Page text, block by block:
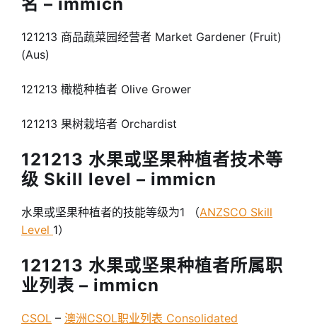
121213 商品蔬菜园经营者 Market Gardener (Fruit)
(Aus)
121213 橄榄种植者 Olive Grower
121213 果树栽培者 Orchardist
121213 水果或坚果种植者技术等
级 Skill level – immicn
水果或坚果种植者的技能等级为1 （ANZSCO Skill
Level 1）
121213 水果或坚果种植者所属职
业列表 – immicn
CSOL – 澳洲CSOL职业列表 Consolidated